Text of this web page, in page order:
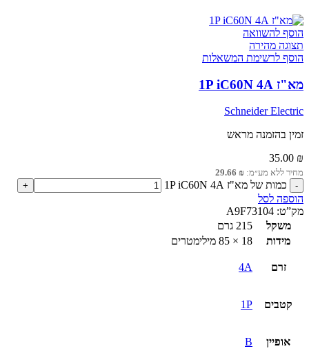
הוסף להשוואה
תצוגה מהירה
הוסף לרשימת המשאלות
מא"ז 1P iC60N 4A
Schneider Electric
זמין בהזמנה מראש
35.00 ₪
מחיר ללא מע״מ: 29.66 ₪
כמות של מא"ז 1P iC60N 4A
הוספה לסל
מק”ט: A9F73104
משקל
215 גרם
מידות
18 × 85 מילימטרים
זרם 4A
קטבים 1P
אופיין B